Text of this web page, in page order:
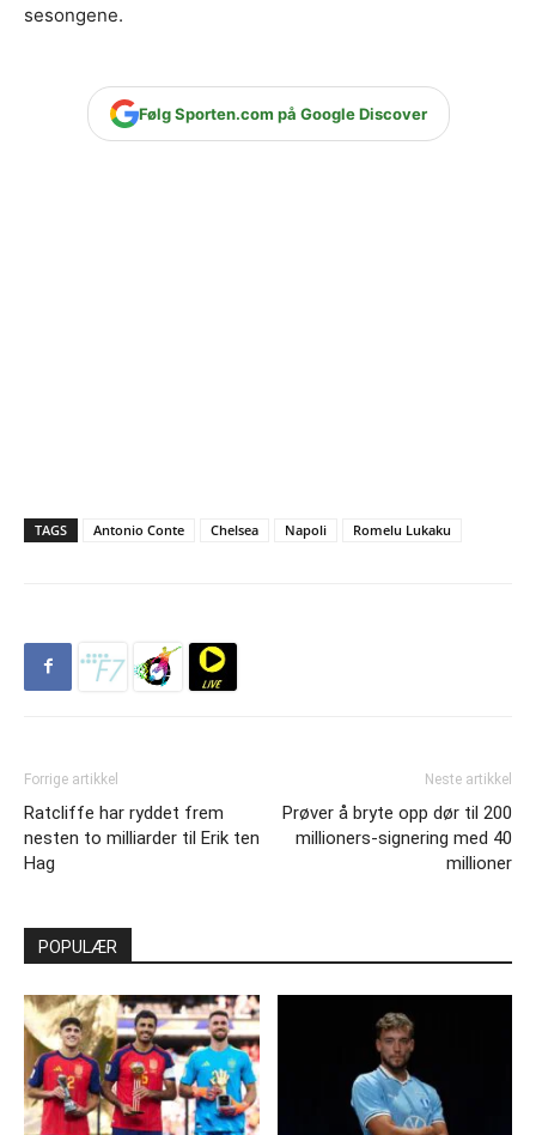
sesongene.
Følg Sporten.com på Google Discover
TAGS Antonio Conte Chelsea Napoli Romelu Lukaku
Forrige artikkel
Ratcliffe har ryddet frem
nesten to milliarder til Erik ten
Hag
Neste artikkel
Prøver å bryte opp dør til 200
millioners-signering med 40
millioner
POPULÆR